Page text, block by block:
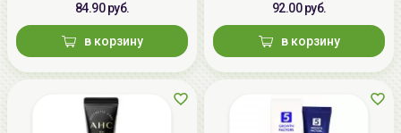
84.90 руб.
в корзину
92.00 руб.
в корзину